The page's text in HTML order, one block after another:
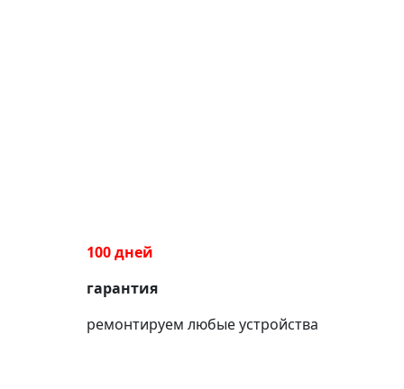
100 дней
гарантия
ремонтируем любые устройства